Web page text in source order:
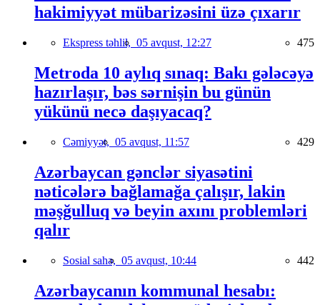
hakimiyyət mübarizəsini üzə çıxarır
Ekspress təhlil, 05 avqust, 12:27 475
Metroda 10 aylıq sınaq: Bakı gələcəyə
hazırlaşır, bəs sərnişin bu günün
yükünü necə daşıyacaq?
Cəmiyyət, 05 avqust, 11:57 429
Azərbaycan gənclər siyasətini
nəticələrə bağlamağa çalışır, lakin
məşğulluq və beyin axını problemləri
qalır
Sosial sahə, 05 avqust, 10:44 442
Azərbaycanın kommunal hesabı: